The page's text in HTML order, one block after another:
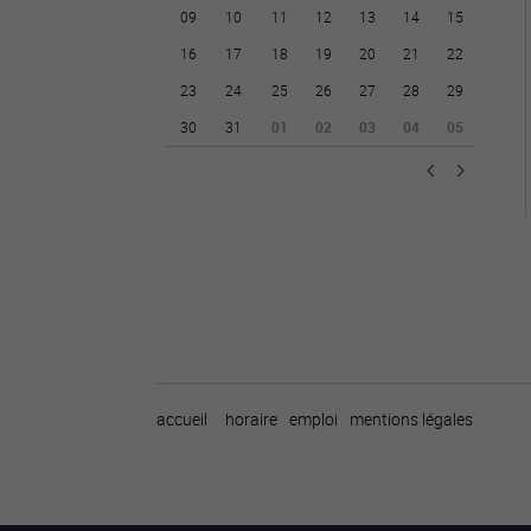
09
10 11 12 13 14
15
16
17 18 19 20 21
22
23
24 25 26 27 28
29
30
31 01 02 03 04 05
accueil horaire emploi mentions légales